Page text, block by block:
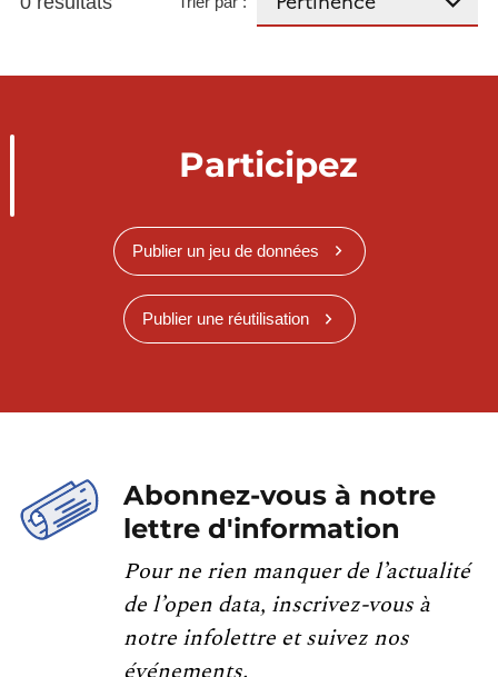
Participez
Publier un jeu de données
Publier une réutilisation
Abonnez-vous à notre
lettre d'information
Pour ne rien manquer de l’actualité
de l’open data, inscrivez-vous à
notre infolettre et suivez nos